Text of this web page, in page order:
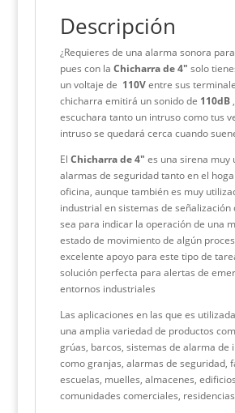
t p m s
t
Descripción
¿Requieres de una alarma sonora
pues con la Chicharra de 4″ solo
un voltaje de 110Ventre sus
chicharra emitirá un sonido de 110dB,
escuchara tanto un intruso como tus
intruso se quedará cerca cuando
El Chicharra de 4″ es una sirena muy
alarmas de seguridad tanto en el
oficina, aunque también es muy
industrial en sistemas de señalización
sea para indicar la operación de una
estado de movimiento de algún
excelente apoyo para este tipo de
solución perfecta para alertas de
entornos industriales
Las aplicaciones en las que es
una amplia variedad de productos
grúas, barcos, sistemas de alarma de
como granjas, alarmas de seguridad,
escuelas, muelles, almacenes,
comunidades comerciales,